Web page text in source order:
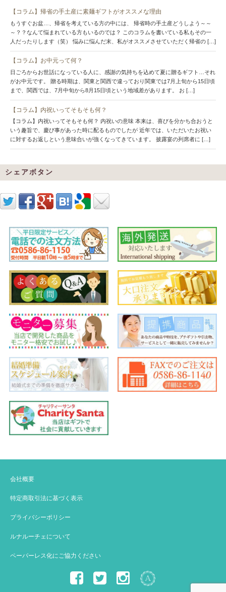
【コラム】帰省の手土産に素麺ギフトがオススメな理由
もうすぐお盆…、帰省を考えている方の中には、 帰省時の手土産どうしよう～～
～？？なんて悩まれている方もいるのでは？ このコラムを書いている私もその一
人だったりします（笑） 悩みに悩んだ末、私がオススメさせていただく帰省の […]
【コラム】お中元って何？
日ごろからお世話になっている人に、感謝の気持ちを込めて夏に贈るギフト…それ
がお中元です。 贈る時期は、関東と関西で違っており関東では7月上旬から15日頃
まで、関西では、7月中旬から8月15日頃という地域差があります。 お […]
【コラム】内祝いってそもそも何？
【コラム】内祝いってそもそも何？ 内祝いの意味 本来は、喜びを分かち合おうと
いう趣旨で、慶び事があった時に配るものでしたが 近年では、いただいたお祝い
に対するお返しという意味合いが強くなってきています。 披露宴の列席者に […]
シェアボタン
会社概要
特定商取引法に基づく表示
プライバシーポリシー
ルナルーチェについて
ペーパーレス化にご協力ください